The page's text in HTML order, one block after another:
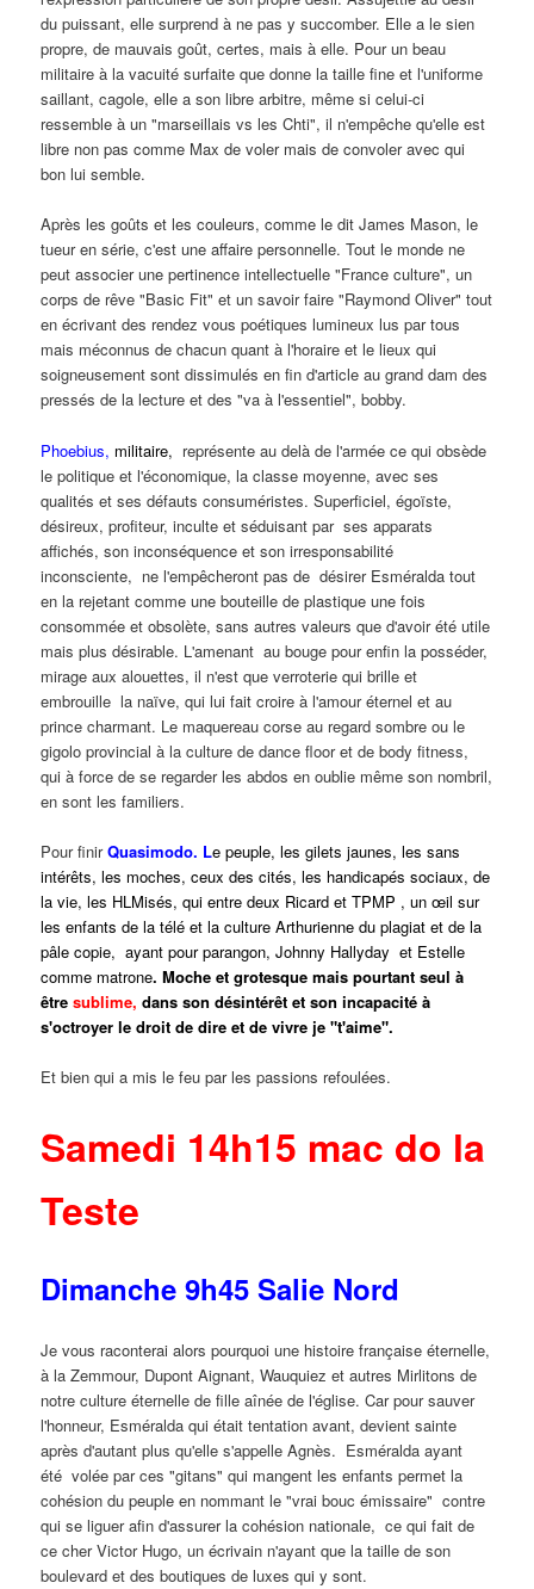
du puissant, elle surprend à ne pas y succomber. Elle a le sien
propre, de mauvais goût, certes, mais à elle. Pour un beau
militaire à la vacuité surfaite que donne la taille fine et l'uniforme
saillant, cagole, elle a son libre arbitre, même si celui-ci
ressemble à un "marseillais vs les Chti", il n'empêche qu'elle est
libre non pas comme Max de voler mais de convoler avec qui
bon lui semble.
Après les goûts et les couleurs, comme le dit James Mason, le
tueur en série, c'est une affaire personnelle. Tout le monde ne
peut associer une pertinence intellectuelle "France culture", un
corps de rêve "Basic Fit" et un savoir faire "Raymond Oliver" tout
en écrivant des rendez vous poétiques lumineux lus par tous
mais méconnus de chacun quant à l'horaire et le lieux qui
soigneusement sont dissimulés en fin d'article au grand dam des
pressés de la lecture et des "va à l'essentiel", bobby.
Phoebius, militaire, représente au delà de l'armée ce qui obsède
le politique et l'économique, la classe moyenne, avec ses
qualités et ses défauts consuméristes. Superficiel, égoïste,
désireux, profiteur, inculte et séduisant par ses apparats
affichés, son inconséquence et son irresponsabilité
inconsciente, ne l'empêcheront pas de désirer Esméralda tout
en la rejetant comme une bouteille de plastique une fois
consommée et obsolète, sans autres valeurs que d'avoir été utile
mais plus désirable. L'amenant au bouge pour enfin la posséder,
mirage aux alouettes, il n'est que verroterie qui brille et
embrouille la naïve, qui lui fait croire à l'amour éternel et au
prince charmant. Le maquereau corse au regard sombre ou le
gigolo provincial à la culture de dance floor et de body fitness,
qui à force de se regarder les abdos en oublie même son nombril,
en sont les familiers.
Pour finirQuasimodo. Le peuple, les gilets jaunes, les sans
intérêts, les moches, ceux des cités, les handicapés sociaux, de
la vie, les HLMisés, qui entre deux Ricard et TPMP , un œil sur
les enfants de la télé et la culture Arthurienne du plagiat et de la
pâle copie, ayant pour parangon, Johnny Hallyday et Estelle
comme matrone. Moche et grotesque mais pourtant seul à
êtresublime,dans son désintérêt et son incapacité à
s'octroyer le droit de dire et de vivre je "t'aime".
Et bien qui a mis le feu par les passions refoulées.
Samedi 14h15 mac do la
Teste
Dimanche 9h45 Salie Nord
Je vous raconterai alors pourquoi une histoire française éternelle,
à la Zemmour, Dupont Aignant, Wauquiez et autres Mirlitons de
notre culture éternelle de fille aînée de l'église. Car pour sauver
l'honneur, Esméralda qui était tentation avant, devient sainte
après d'autant plus qu'elle s'appelle Agnès. Esméralda ayant
été volée par ces "gitans" qui mangent les enfants permet la
cohésion du peuple en nommant le "vrai bouc émissaire" contre
qui se liguer afin d'assurer la cohésion nationale, ce qui fait de
ce cher Victor Hugo, un écrivain n'ayant que la taille de son
boulevard et des boutiques de luxes qui y sont.